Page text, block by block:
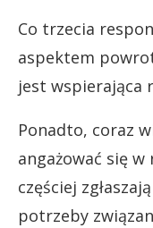
Co trzecia
aspektem
jest wspierająca
Ponadto, coraz
angażować się
częściej
potrzeby